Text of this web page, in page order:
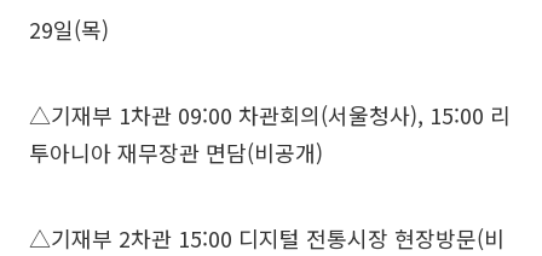
29일(목)
△기재부 1차관 09:00 차관회의(서울청사), 15:00 리
투아니아 재무장관 면담(비공개)
△기재부 2차관 15:00 디지털 전통시장 현장방문(비